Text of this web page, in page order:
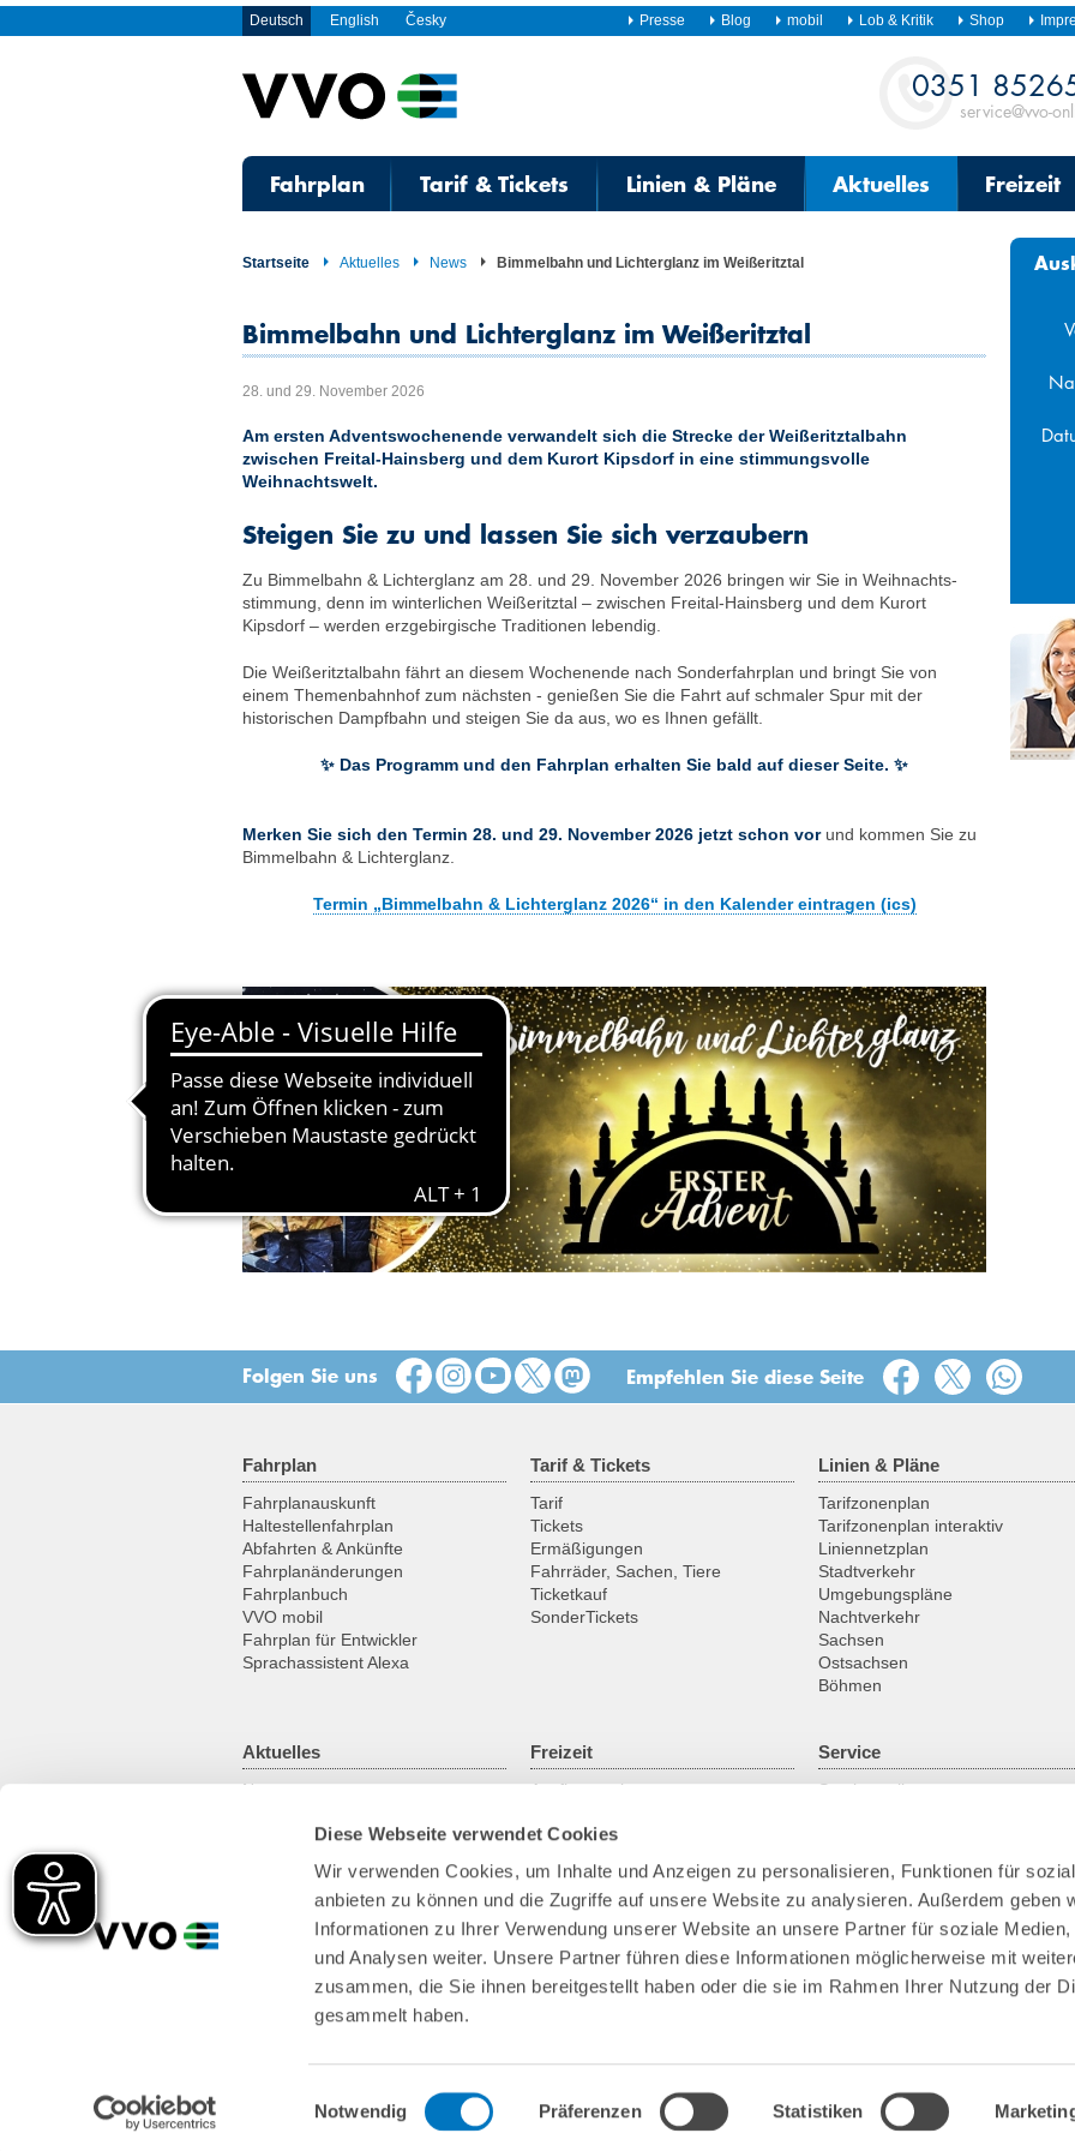
Diese Webseite verwendet Cookies
Wir verwenden Cookies, um Inhalte und Anzeigen zu personalisieren, Funktionen für
anbieten zu können und die Zugriffe auf unsere Website zu analysieren. Außerdem geben
Informationen zu Ihrer Verwendung unserer Website an unsere Partner für soziale Medien,
und Analysen weiter. Unsere Partner führen diese Informationen möglicherweise mit
zusammen, die Sie ihnen bereitgestellt haben oder die sie im Rahmen Ihrer Nutzung der
gesammelt haben.
Einwilligungsauswahl
Notwendig Präferenzen Statistiken
Deutsch English Česky Presse Blog mobil Lob & Kritik Shop
Kontakt
0351
service@vvo-
Fahrplan Tarif & Tickets Linien & Pläne Aktuelles Freizeit
Startseite Aktuelles News Bimmelbahn und Lichterglanz im Weißeritztal
Bimmelbahn und Lichterglanz im Weißeritztal
28. und 29. November 2026
Am ersten Adventswochenende verwandelt sich die Strecke der Weißeritztalbahn
zwischen Freital-Hainsberg und dem Kurort Kipsdorf in eine stimmungsvolle
Weihnachtswelt.
Steigen Sie zu und lassen Sie sich verzaubern
Zu Bimmelbahn & Lichterglanz am 28. und 29. November 2026 bringen wir Sie in Weihnachts­
stimmung, denn im winterlichen Weißeritztal – zwischen Freital-Hainsberg und dem Kurort
Kipsdorf – werden erz­gebirgische Traditionen lebendig.
Die Weißeritztalbahn fährt an diesem Wochenende nach Sonderfahrplan und bringt Sie von
einem Themen­bahnhof zum nächsten - genießen Sie die Fahrt auf schmaler Spur mit der
historischen Dampfbahn und steigen Sie da aus, wo es Ihnen gefällt.
✨ Das Programm und den Fahrplan erhalten Sie bald auf dieser Seite. ✨
Merken Sie sich den Termin 28. und 29. November 2026 jetzt schon vor und kommen Sie zu
Bimmelbahn & Lichterglanz.
Termin „Bimmelbahn & Lichterglanz 2026“ in den Kalender eintragen (ics)
12
19
25 26
1 2
Folgen Sie uns Empfehlen Sie diese Seite
Fahrplan
Fahrplanauskunft
Haltestellenfahrplan
Abfahrten & Ankünfte
Fahrplanänderungen
Fahrplanbuch
VVO mobil
Fahrplan für Entwickler
Sprachassistent Alexa
Tarif & Tickets
Tarif
Tickets
Ermäßigungen
Fahrräder, Sachen, Tiere
Ticketkauf
SonderTickets
Linien & Pläne
Tarifzonenplan
Tarifzonenplan interaktiv
Liniennetzplan
Stadtverkehr
Umgebungspläne
Nachtverkehr
Sachsen
Ostsachsen
Böhmen
Aktuelles
News
Kundenmagazin
Freizeit
Ausflugsregionen
Historische Fahrzeuge
Service
Servicestellen
Downloads
Fundsachen
Park+Ride
Bike+Ride
Barrierefreies Reisen
Verkehrskameras